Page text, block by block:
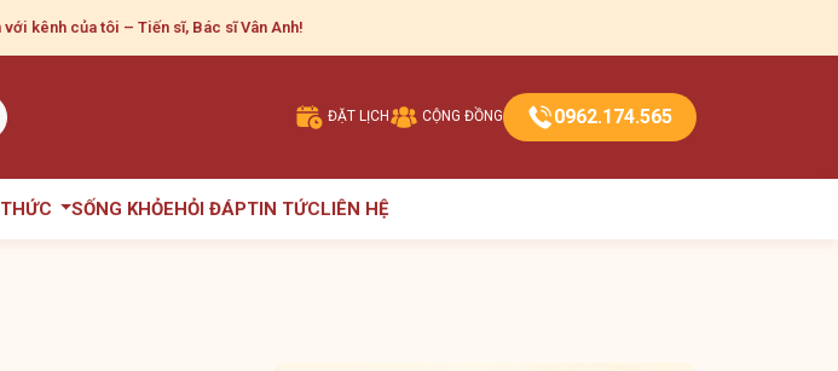
với kênh của tôi – Tiến sĩ, Bác sĩ Vân Anh!
ĐẶT LỊCH CỘNG ĐỒNG 0962.174.565
SỐNG KHỎEHỎI ĐÁPTIN TỨCLIÊN HỆ